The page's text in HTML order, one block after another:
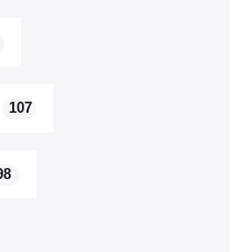
107